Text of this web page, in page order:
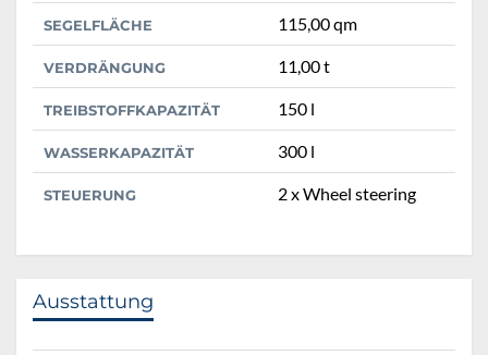
SEGELFLÄCHE 115,00 qm
VERDRÄNGUNG 11,00 t
TREIBSTOFFKAPAZITÄT 150 l
WASSERKAPAZITÄT 300 l
STEUERUNG 2 x Wheel steering
Ausstattung